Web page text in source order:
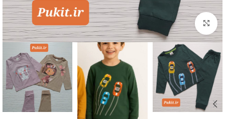
بزرگنمایی تصویر